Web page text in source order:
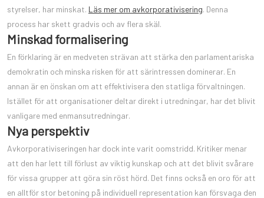
styrelser, har minskat. Läs mer om avkorporativisering. Denna
process har skett gradvis och av flera skäl.
Minskad formalisering
En förklaring är en medveten strävan att stärka den parlamentariska
demokratin och minska risken för att särintressen dominerar. En
annan är en önskan om att effektivisera den statliga förvaltningen.
Istället för att organisationer deltar direkt i utredningar, har det blivit
vanligare med enmansutredningar.
Nya perspektiv
Avkorporativiseringen har dock inte varit oomstridd. Kritiker menar
att den har lett till förlust av viktig kunskap och att det blivit svårare
för vissa grupper att göra sin röst hörd. Det finns också en oro för att
en alltför stor betoning på individuell representation kan försvaga den